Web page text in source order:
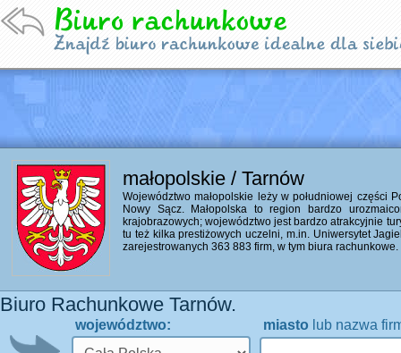
małopolskie / Tarnów
Województwo małopolskie leży w południowej części
Nowy Sącz. Małopolska to region bardzo
krajobrazowych; województwo jest bardzo atrakcyjnie
tu też kilka prestiżowych uczelni, m.in. Uniwersytet
zarejestrowanych 363 883 firm, w tym biura rachunkowe.
Biuro Rachunkowe Tarnów.
województwo: miasto lub nazwa